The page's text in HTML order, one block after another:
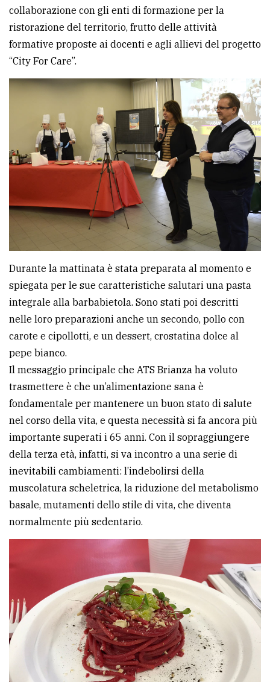
PRIVACY
Privacy
policy
policy
collaborazione con gli enti di formazione per la
ristorazione del territorio, frutto delle attività
formative proposte ai docenti e agli allievi del progetto
“City For Care”.
Durante la mattinata è stata preparata al momento e
spiegata per le sue caratteristiche salutari una pasta
integrale alla barbabietola. Sono stati poi descritti
nelle loro preparazioni anche un secondo, pollo con
carote e cipollotti, e un dessert, crostatina dolce al
pepe bianco.
Il messaggio principale che ATS Brianza ha voluto
trasmettere è che un’alimentazione sana è
fondamentale per mantenere un buon stato di salute
nel corso della vita, e questa necessità si fa ancora più
importante superati i 65 anni. Con il sopraggiungere
della terza età, infatti, si va incontro a una serie di
inevitabili cambiamenti: l’indebolirsi della
muscolatura scheletrica, la riduzione del metabolismo
basale, mutamenti dello stile di vita, che diventa
normalmente più sedentario.